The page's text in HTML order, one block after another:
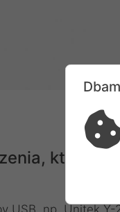
które
USB, np. Unitek